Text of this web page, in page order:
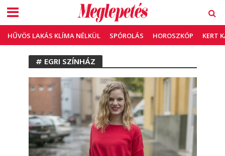
HŰVÖS LAKÁS KLÍMA NÉLKÜL SPÓROLÁS HOROSZKÓP KERT
# EGRI SZÍNHÁZ